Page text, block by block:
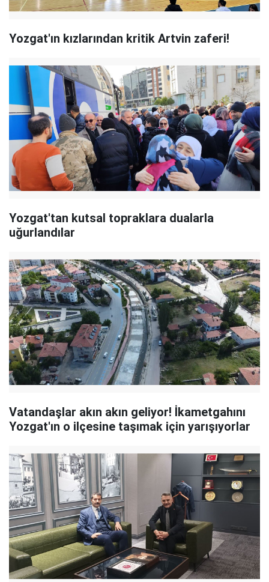
Yozgat'ın kızlarından kritik Artvin zaferi!
Yozgat'tan kutsal topraklara dualarla
uğurlandılar
Vatandaşlar akın akın geliyor! İkametgahını
Yozgat'ın o ilçesine taşımak için yarışıyorlar